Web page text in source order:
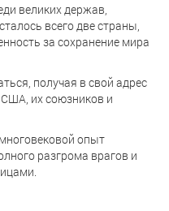
великих держав,
всего две страны,
за сохранение мира
получая в свой адрес
их союзников и
опыт
разгрома врагов и